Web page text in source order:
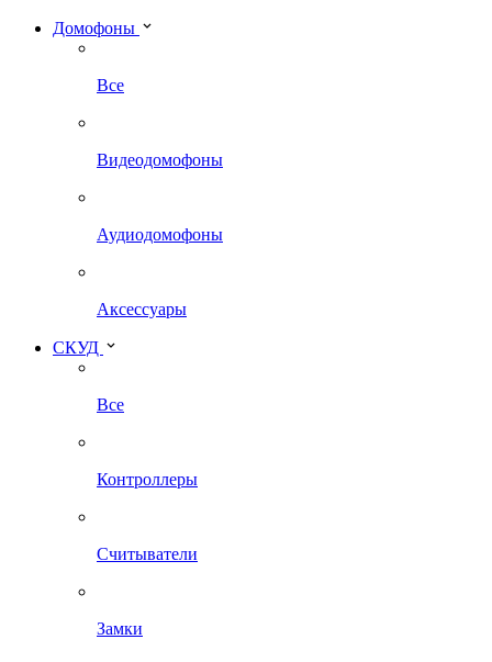
Домофоны
Все
Видеодомофоны
Аудиодомофоны
Аксессуары
СКУД
Все
Контроллеры
Считыватели
Замки